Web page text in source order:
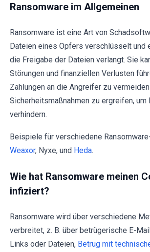
Ransomware im Allgemeinen
Ransomware ist eine Art von
Dateien eines Opfers verschlüsselt und
die Freigabe der Dateien verlangt. Sie
Störungen und finanziellen Verlusten
Zahlungen an die Angreifer zu
Sicherheitsmaßnahmen zu ergreifen,
verhindern.
Beispiele für verschiedene
Weaxor, Nyxe, und Heda.
Wie hat Ransomware meinen
infiziert?
Ransomware wird über verschiedene
verbreitet, z. B. über betrügerische E-
Links oder Dateien, Betrug mit